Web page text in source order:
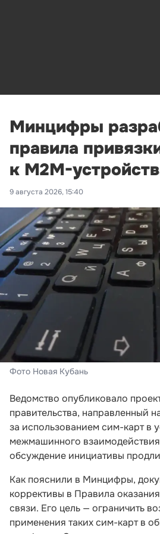
Минцифры
правила
к M2M-
9 августа 2026, 15:40
Фото Новая Кубань
Ведомство опубликовало
правительства, направленный
за использованием сим-карт в
межмашинного
обсуждение инициативы
Как пояснили в Минцифры,
коррективы в Правила
связи. Его цель — ограничить
применения таких сим-карт в